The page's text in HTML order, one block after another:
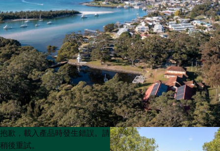
Product
List
Product
List
抱歉，載入產品時發生錯誤。請
稍後重試。